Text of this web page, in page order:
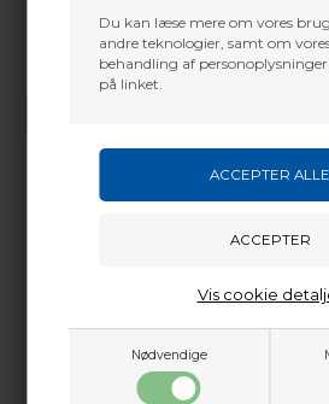
Du kan læse mere om vores
andre teknologier, samt om
behandling af
på linket.
Nødvendige
Vis cookie
martin@baldurs-archery.dk
Vi gør vores bedste for at besvare alle
Passer til alle ACE pile samt
Dette passer godt sammen.